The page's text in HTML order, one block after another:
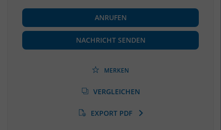
BESCHÄFTIGUNG
Beschäftigte
(Landkreis / Kreisfreie Stadt)
184.466
(Landkreis / Kreisfreie Stadt)
(Stand: 01/2020)
ANRUFEN
NACHRICHT SENDEN
MERKEN
VERGLEICHEN
EXPORT PDF